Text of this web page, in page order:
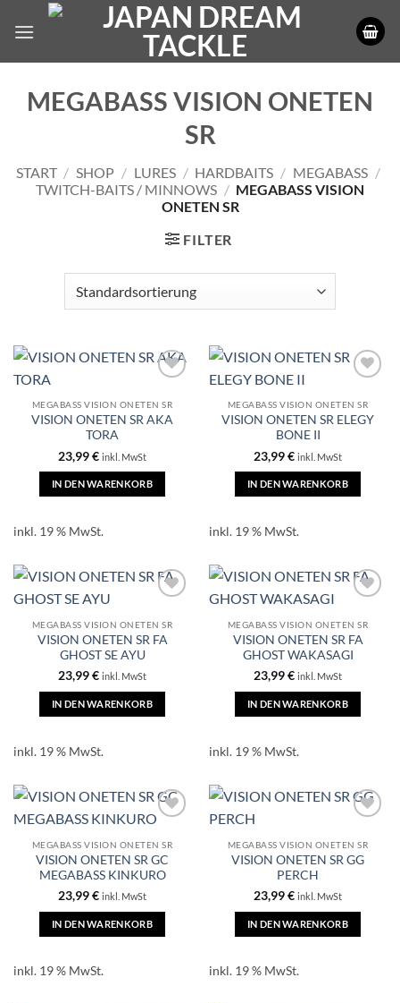
Inhalt
MEGABASS VISION ONETEN
SR
START / SHOP / LURES / HARDBAITS / MEGABASS /
TWITCH-BAITS / MINNOWS / MEGABASS VISION
ONETEN SR
FILTER
MEGABASS VISION ONETEN SR
VISION ONETEN SR AKA
TORA
23,99€ inkl. MwSt
IN DEN WARENKORB
inkl. 19 % MwSt.
MEGABASS VISION ONETEN SR
VISION ONETEN SR ELEGY
BONE II
23,99€ inkl. MwSt
IN DEN WARENKORB
inkl. 19 % MwSt.
MEGABASS VISION ONETEN SR
VISION ONETEN SR FA
GHOST SE AYU
23,99€ inkl. MwSt
IN DEN WARENKORB
inkl. 19 % MwSt.
MEGABASS VISION ONETEN SR
VISION ONETEN SR FA
GHOST WAKASAGI
23,99€ inkl. MwSt
IN DEN WARENKORB
inkl. 19 % MwSt.
MEGABASS VISION ONETEN SR
VISION ONETEN SR GC
MEGABASS KINKURO
23,99€ inkl. MwSt
IN DEN WARENKORB
inkl. 19 % MwSt.
MEGABASS VISION ONETEN SR
VISION ONETEN SR GG
PERCH
23,99€ inkl. MwSt
IN DEN WARENKORB
inkl. 19 % MwSt.